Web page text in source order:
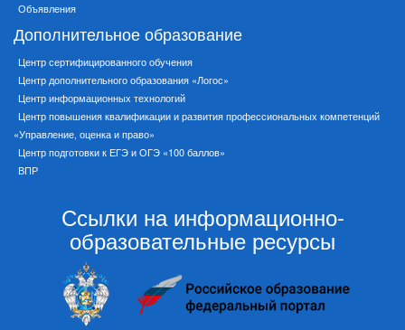
Объявления
Дополнительное образование
Центр сертифицированного обучения
Центр дополнительного образования «Логос»
Центр информационных технологий
Центр повышения квалификации и развития профессиональных компетенций
«Управление, оценка и право»
Центр подготовки к ЕГЭ и ОГЭ «100 баллов»
ВПР
Ссылки на информационно-
образовательные ресурсы